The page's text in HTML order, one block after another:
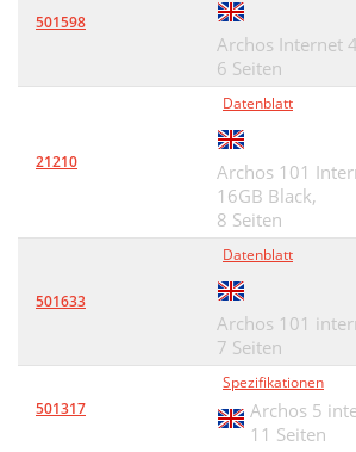
501598
Archos Internet
6 Seiten
21210
Datenblatt
Archos 101
16GB Black,
8 Seiten
501633
Datenblatt
Archos 101
7 Seiten
501317
Spezifikationen
Archos 5
11 Seiten